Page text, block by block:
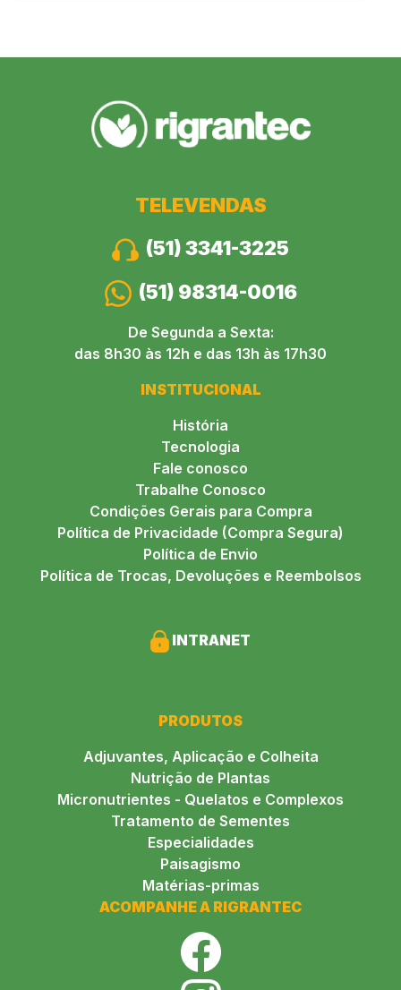
TELEVENDAS
(51) 3341-3225
(51) 98314-0016
De Segunda a Sexta:
das 8h30 às 12h e das 13h às 17h30
INSTITUCIONAL
História
Tecnologia
Fale conosco
Trabalhe Conosco
Condições Gerais para Compra
Política de Privacidade (Compra Segura)
Política de Envio
Política de Trocas, Devoluções e Reembolsos
INTRANET
PRODUTOS
Adjuvantes, Aplicação e Colheita
Nutrição de Plantas
Micronutrientes - Quelatos e Complexos
Tratamento de Sementes
Especialidades
Paisagismo
Matérias-primas
ACOMPANHE A RIGRANTEC